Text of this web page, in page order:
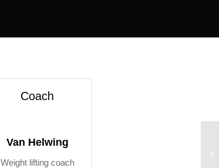
Coach
Van Helwing
Weight lifting coach